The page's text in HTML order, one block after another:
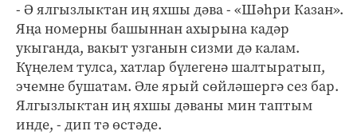
- Ә ялгызлыктан иң яхшы дәва - «Шәһри Казан».
Яңа номерны башыннан ахырына кадәр
укыганда, вакыт узганын сизми дә калам.
Күңелем тулса, хатлар бүлегенә шалтыратып,
эчемне бушатам. Әле ярый сөйләшергә сез бар.
Ялгызлыктан иң яхшы дәваны мин таптым
инде, - дип тә өстәде.